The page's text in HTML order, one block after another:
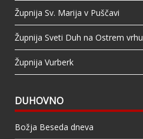
Župnija Sv. Marija v Puščavi
Župnija Sveti Duh na Ostrem vrhu
Župnija Vurberk
DUHOVNO
Božja Beseda dneva